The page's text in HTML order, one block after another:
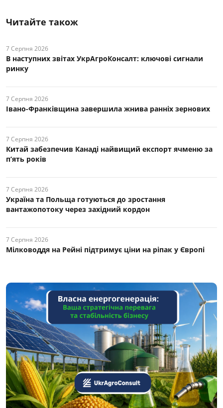
Читайте також
7 Серпня 2026
В наступних звітах УкрАгроКонсалт: ключові cигнали
ринку
7 Серпня 2026
Івано-Франківщина завершила жнива ранніх зернових
7 Серпня 2026
Китай забезпечив Канаді найвищий експорт ячменю за
п’ять років
7 Серпня 2026
Україна та Польща готуються до зростання
вантажопотоку через західний кордон
7 Серпня 2026
Мілководдя на Рейні підтримує ціни на ріпак у Європі